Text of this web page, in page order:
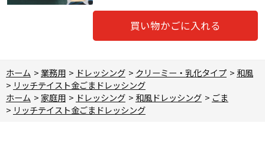
買い物かごに入れる
ホーム >業務用 > ドレッシング > クリーミー・乳化タイプ > 和風
> リッチテイスト金ごまドレッシング
ホーム > 家庭用 > ドレッシング > 和風ドレッシング > ごま
> リッチテイスト金ごまドレッシング